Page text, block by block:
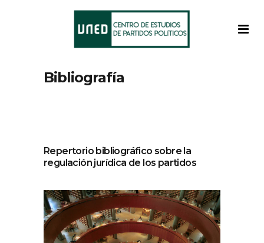
Bibliografía
Repertorio bibliográfico sobre la
regulación jurídica de los partidos